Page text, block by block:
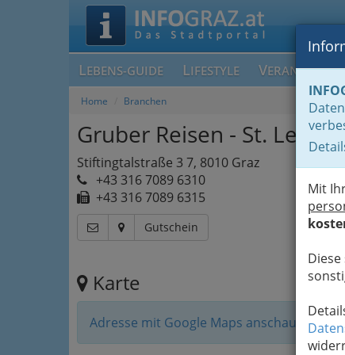
LEBENS-GUIDE LIFESTYLE V
Mit
Home Branchen
Gruber Reisen - St.
Stiftingtalstraße 3 7, 8010 Graz
+43 316 7089 6310
+43 316 7089 6315
Gutschein
Karte
Adresse mit Google Maps anschauen